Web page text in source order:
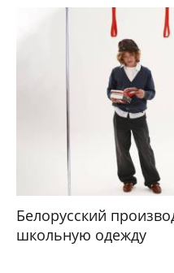
Белорусский
школьную одежду